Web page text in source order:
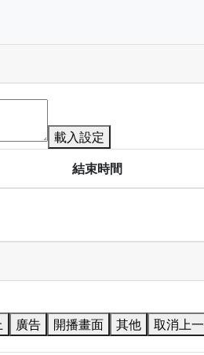
載入設定
結束時間
廣告 開播畫面 其他 取消上